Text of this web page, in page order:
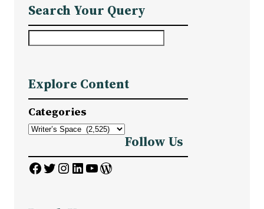
Search Your Query
r
c
h
Explore Content
Categories
Follow Us
Facebook Twitter InstagramLinkedIn YouTube WordPress